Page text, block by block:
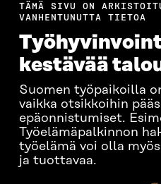
TÄMÄ SIVU ON
VANHENTUNUTTA TIETOA
kestävää
Suomen työpaikoilla
vaikka otsikkoihin
epäonnistumiset.
Työelämäpalkinnon
työelämä voi olla
ja tuottavaa.